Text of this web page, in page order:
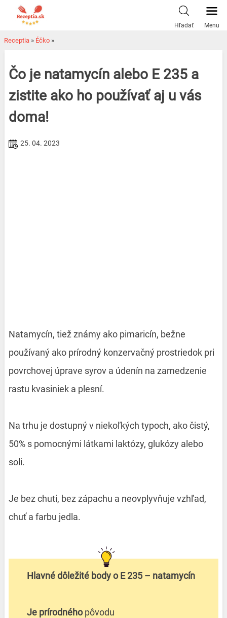
Hľadať Menu
Receptia » Éčko »
Čo je natamycín alebo E 235 a
zistite ako ho používať aj u vás
doma!
25. 04. 2023
Natamycín, tiež známy ako pimaricín, bežne
používaný ako prírodný konzervačný prostriedok pri
povrchovej úprave syrov a údenín na zamedzenie
rastu kvasiniek a plesní.
Na trhu je dostupný v niekoľkých typoch, ako čistý,
50% s pomocnými látkami laktózy, glukózy alebo
soli.
Je bez chuti, bez zápachu a neovplyvňuje vzhľad,
chuť a farbu jedla.
Hlavné dôležité body o E 235 – natamycín
Je prírodnéhopôvodu